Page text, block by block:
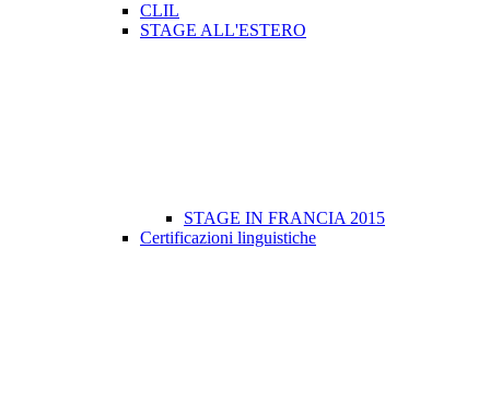
CLIL
STAGE ALL'ESTERO
STAGE IN FRANCIA 2015
Certificazioni linguistiche